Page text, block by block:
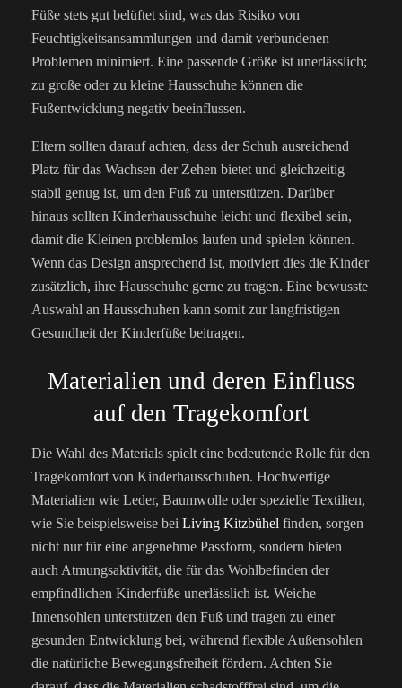
Füße stets gut belüftet sind, was das Risiko von
Feuchtigkeitsansammlungen und damit verbundenen
Problemen minimiert. Eine passende Größe ist unerlässlich;
zu große oder zu kleine Hausschuhe können die
Fußentwicklung negativ beeinflussen.
Eltern sollten darauf achten, dass der Schuh ausreichend
Platz für das Wachsen der Zehen bietet und gleichzeitig
stabil genug ist, um den Fuß zu unterstützen. Darüber
hinaus sollten Kinderhausschuhe leicht und flexibel sein,
damit die Kleinen problemlos laufen und spielen können.
Wenn das Design ansprechend ist, motiviert dies die Kinder
zusätzlich, ihre Hausschuhe gerne zu tragen. Eine bewusste
Auswahl an Hausschuhen kann somit zur langfristigen
Gesundheit der Kinderfüße beitragen.
Materialien und deren Einfluss
auf den Tragekomfort
Die Wahl des Materials spielt eine bedeutende Rolle für den
Tragekomfort von Kinderhausschuhen. Hochwertige
Materialien wie Leder, Baumwolle oder spezielle Textilien,
wie Sie beispielsweise bei Living Kitzbühel finden, sorgen
nicht nur für eine angenehme Passform, sondern bieten
auch Atmungsaktivität, die für das Wohlbefinden der
empfindlichen Kinderfüße unerlässlich ist. Weiche
Innensohlen unterstützen den Fuß und tragen zu einer
gesunden Entwicklung bei, während flexible Außensohlen
die natürliche Bewegungsfreiheit fördern. Achten Sie